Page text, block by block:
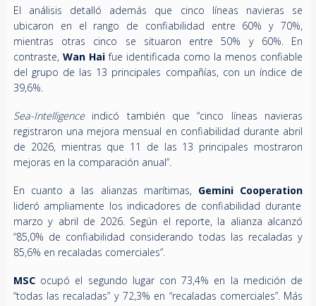
El análisis detalló además que cinco líneas navieras se
ubicaron en el rango de confiabilidad entre 60% y 70%,
mientras otras cinco se situaron entre 50% y 60%. En
contraste, Wan Haifue identificada como la menos confiable
del grupo de las 13 principales compañías, con un índice de
39,6%.
Sea-Intelligenceindicó también que “cinco líneas navieras
registraron una mejora mensual en confiabilidad durante abril
de 2026, mientras que 11 de las 13 principales mostraron
mejoras en la comparación anual”.
En cuanto a las alianzas marítimas, Gemini Cooperation
lideró ampliamente los indicadores de confiabilidad durante
marzo y abril de 2026. Según el reporte, la alianza alcanzó
“85,0% de confiabilidad considerando todas las recaladas y
85,6% en recaladas comerciales”.
MSC ocupó el segundo lugar con 73,4% en la medición de
“todas las recaladas” y 72,3% en “recaladas comerciales”. Más